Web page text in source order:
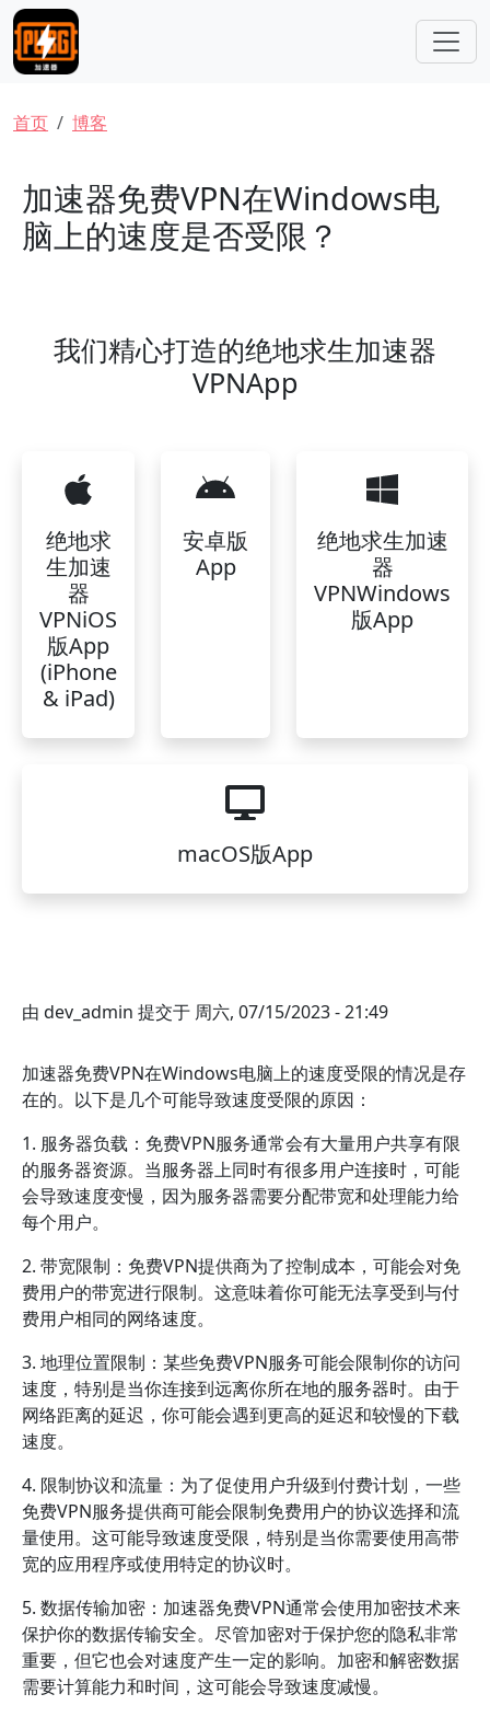
跳转到主要内容
面包屑
首页 博客
加速器免费VPN在Windows电
脑上的速度是否受限？
我们精心打造的绝地求生加速器
VPNApp
绝地求
生加速
器
VPNiOS
版App
(iPhone
& iPad)
安卓版
App
绝地求生加速
器
VPNWindows
版App
macOS版App
由 dev_admin 提交于 周六, 07/15/2023 - 21:49
加速器免费VPN在Windows电脑上的速度受限的情况是存
在的。以下是几个可能导致速度受限的原因：
1. 服务器负载：免费VPN服务通常会有大量用户共享有限
的服务器资源。当服务器上同时有很多用户连接时，可能
会导致速度变慢，因为服务器需要分配带宽和处理能力给
每个用户。
2. 带宽限制：免费VPN提供商为了控制成本，可能会对免
费用户的带宽进行限制。这意味着你可能无法享受到与付
费用户相同的网络速度。
3. 地理位置限制：某些免费VPN服务可能会限制你的访问
速度，特别是当你连接到远离你所在地的服务器时。由于
网络距离的延迟，你可能会遇到更高的延迟和较慢的下载
速度。
4. 限制协议和流量：为了促使用户升级到付费计划，一些
免费VPN服务提供商可能会限制免费用户的协议选择和流
量使用。这可能导致速度受限，特别是当你需要使用高带
宽的应用程序或使用特定的协议时。
5. 数据传输加密：加速器免费VPN通常会使用加密技术来
保护你的数据传输安全。尽管加密对于保护您的隐私非常
重要，但它也会对速度产生一定的影响。加密和解密数据
需要计算能力和时间，这可能会导致速度减慢。